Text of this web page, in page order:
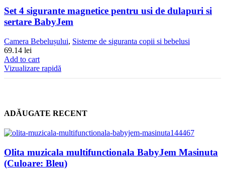
Set 4 sigurante magnetice pentru usi de dulapuri si
sertare BabyJem
Camera Bebelușului, Sisteme de siguranta copii si bebelusi
69.14 lei
Add to cart
Vizualizare rapidă
ADĂUGATE RECENT
Olita muzicala multifunctionala BabyJem Masinuta
(Culoare: Bleu)